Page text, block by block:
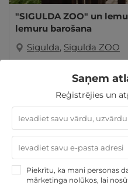
"SIGULDA ZOO" un
lemuru barošana
Sigulda, Sigulda ZOO
Ziemassvētku dāvanas
Dāvanas līdz 100€
Saņem
Reģistrējies un
Piekrītu, ka mani personas
mārketinga nolūkos, lai